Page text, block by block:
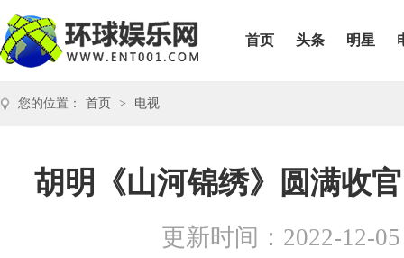
首页 头条 明星
您的位置： 首页 > 电视
胡明《山河锦绣》圆满收
更新时间：2022-12-05